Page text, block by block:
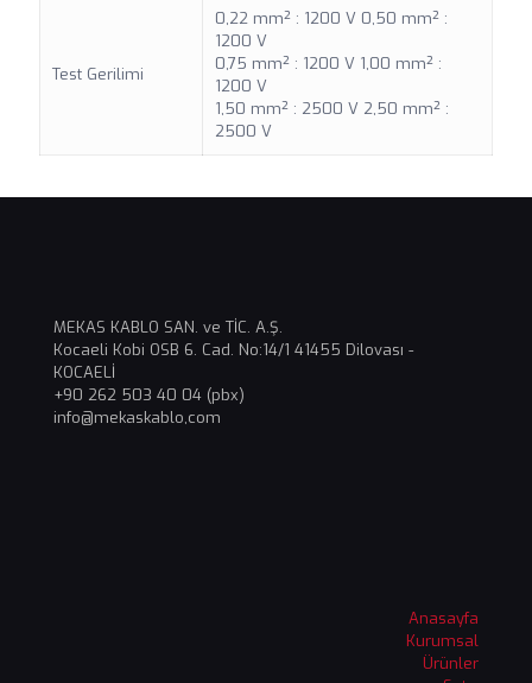
Test Gerilimi
0,22 mm² : 1200 V 0,50 mm² :
1200 V
0,75 mm² : 1200 V 1,00 mm² :
1200 V
1,50 mm² : 2500 V 2,50 mm² :
2500 V
MEKAS KABLO SAN. ve TİC. A.Ş.
Kocaeli Kobi OSB 6. Cad. No:14/1 41455 Dilovası -
KOCAELİ
+90 262 503 40 04 (pbx)
info@mekaskablo,com
Anasayfa
Kurumsal
Ürünler